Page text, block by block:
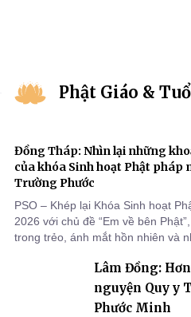
Phật Giáo &
Đồng Tháp: Nhìn lại những
của khóa Sinh hoạt Phật pháp
Trường Phước
PSO – Khép lại Khóa Sinh hoạt
2026 với chủ đề “Em về bên
trong trẻo, ánh mắt hồn nhiên và
Trường Phước (xã Tân Hương,
tuần tu học ngắn ngủi nhưng đã
báu, gieo những hạt giống thiện l
Lâm Đồng:
nguyện Quy y
Phước Minh